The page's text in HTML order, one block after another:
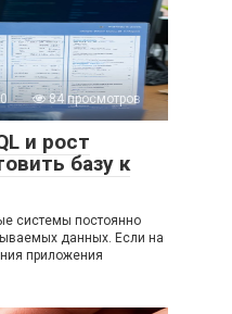
84 просмотров
и рост
базу к
системы постоянно
данных. Если на
приложения